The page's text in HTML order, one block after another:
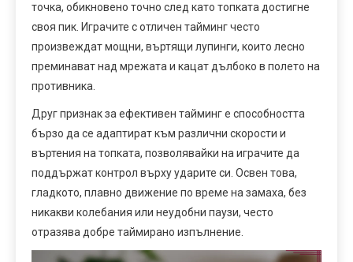
точка, обикновено точно след като топката достигне
своя пик. Играчите с отличен тайминг често
произвеждат мощни, въртящи лупинги, които лесно
преминават над мрежата и кацат дълбоко в полето на
противника.
Друг признак за ефективен тайминг е способността
бързо да се адаптират към различни скорости и
въртения на топката, позволявайки на играчите да
поддържат контрол върху ударите си. Освен това,
гладкото, плавно движение по време на замаха, без
никакви колебания или неудобни паузи, често
отразява добре таймирано изпълнение.